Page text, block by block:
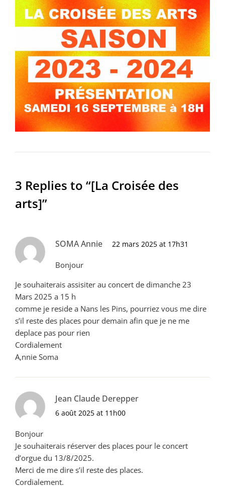
3 Replies to “[La Croisée des
arts]”
SOMA Annie 22 mars 2025 at 17h31
Bonjour
Je souhaiterais assisiter au concert de dimanche 23
Mars 2025 a 15 h
comme je reside a Nans les Pins, pourriez vous me dire
s’il reste des places pour demain afin que je ne me
deplace pas pour rien
Cordialement
A,nnie Soma
Jean Claude Derepper
6 août 2025 at 11h00
Bonjour
Je souhaiterais réserver des places pour le concert
d’orgue du 13/8/2025.
Merci de me dire s’il reste des places.
Cordialement.